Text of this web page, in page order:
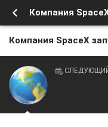
Компания SpaceX